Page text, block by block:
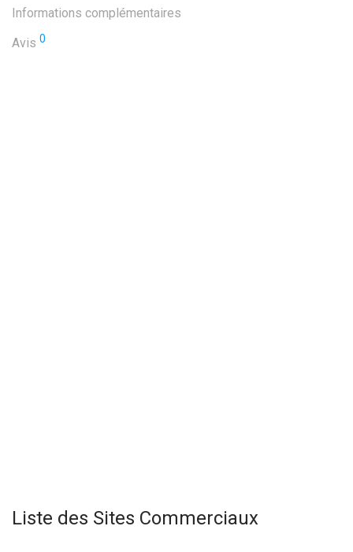
Informations complémentaires
Avis 0
Liste des Sites Commerciaux